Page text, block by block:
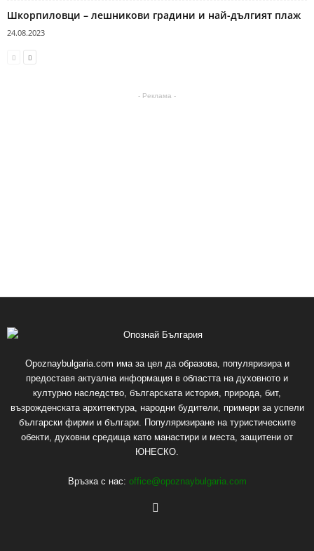
Шкорпиловци – лешникови градини и най-дългият плаж
24.08.2023
- Реклама -
Opoznaybulgaria.com има за цел да образова, популяризира и
предоставя актуална информация в областта на духовното и
културно наследство, българската история, природа, бит,
възрожденската архитектура, народни будители, примери за успели
български фирми и българи. Популяризиране на туристическите
обекти, духовни средища като манастири и места, защитени от
ЮНЕСКО.
Връзка с нас: office@opoznaybulgaria.com